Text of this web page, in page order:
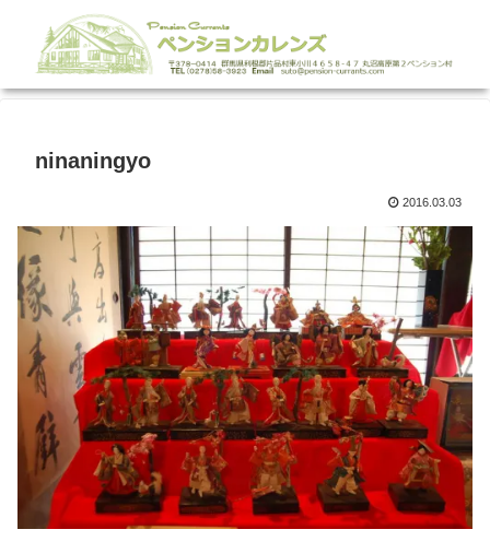
ninaningyo
2016.03.03